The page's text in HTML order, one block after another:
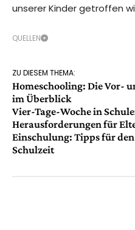
unserer Kinder getroffen
QUELLEN
ZU DIESEM THEMA:
Homeschooling: Die Vor-
im Überblick
Vier-Tage-Woche in
Herausforderungen für
Einschulung: Tipps für
Schulzeit